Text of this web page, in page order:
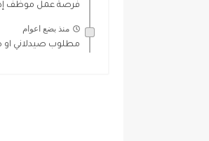
فرصة عمل موظف
منذ بضع اعوام
مطلوب صيدلاني او